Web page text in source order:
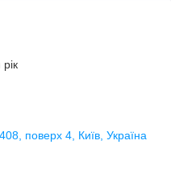
поверх 4, Київ, Україна